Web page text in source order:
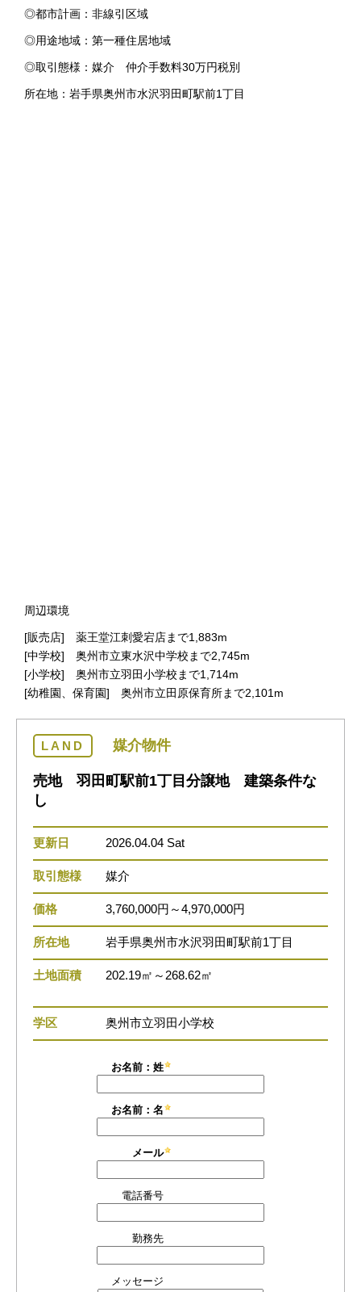
◎都市計画：非線引区域
◎用途地域：第一種住居地域
◎取引態様：媒介 仲介手数料30万円税別
所在地：岩手県奥州市水沢羽田町駅前1丁目
周辺環境
[販売店] 薬王堂江刺愛宕店まで1,883m
[中学校] 奥州市立東水沢中学校まで2,745m
[小学校] 奥州市立羽田小学校まで1,714m
[幼稚園、保育園] 奥州市立田原保育所まで2,101m
LAND 媒介物件
売地 羽田町駅前1丁目分譲地 建築条件な
し
更新日 2026.04.04 Sat
取引態様 媒介
価格 3,760,000円～4,970,000円
所在地 岩手県奥州市水沢羽田町駅前1丁目
土地面積 202.19㎡～268.62㎡
学区 奥州市立羽田小学校